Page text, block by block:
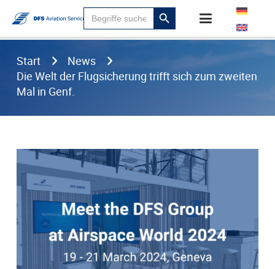
Suchen
für:
Search
Button
Start
News
Die Welt der Flugsicherung trifft sich zum zweiten
Mal in Genf.